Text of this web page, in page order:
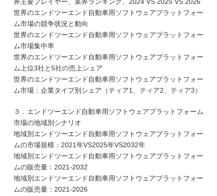
世界のエンドツーエンド自動車用ソフトウェアプラットフォー
ム市場の競争状況と動向
世界のエンドツーエンド自動車用ソフトウェアプラットフォー
ム市場集中率
世界のエンドツーエンド自動車用ソフトウェアプラットフォー
ム上位3社と5社の売上シェア
世界のエンドツーエンド自動車用ソフトウェアプラットフォー
ム市場：企業タイプ別シェア（ティア1、ティア2、ティア3）
３．エンドツーエンド自動車用ソフトウェアプラットフォーム
市場の地域別シナリオ
地域別エンドツーエンド自動車用ソフトウェアプラットフォー
ムの市場規模：2021年VS2025年VS2032年
地域別エンドツーエンド自動車用ソフトウェアプラットフォー
ムの販売量：2021-2032
地域別エンドツーエンド自動車用ソフトウェアプラットフォー
ムの販売量：2021-2026